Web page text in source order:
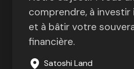
comprendre, à
et à bâtir votre
financière.
Satoshi Land